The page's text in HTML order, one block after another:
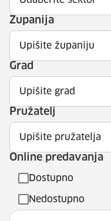
Županija
Upišite županiju
Grad
Upišite grad
Pružatelj
Upišite pružatelja
Online predavanja
Dostupno
Nedostupno